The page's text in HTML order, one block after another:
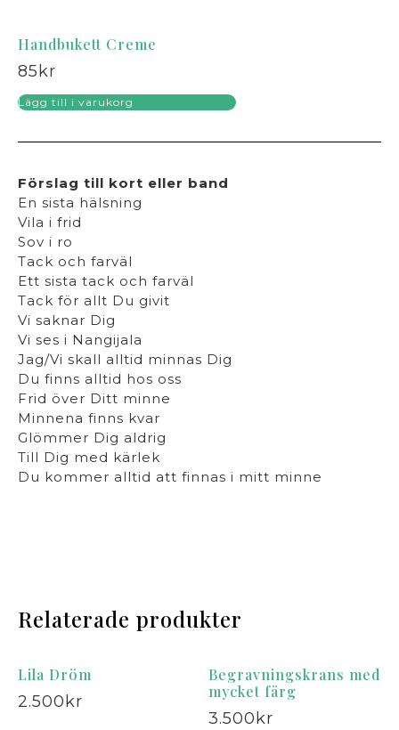
Handbukett Creme
85 kr
Lägg till i varukorg
Förslag till kort eller band
En sista hälsning
Vila i frid
Sov i ro
Tack och farväl
Ett sista tack och farväl
Tack för allt Du givit
Vi saknar Dig
Vi ses i Nangijala
Jag/Vi skall alltid minnas Dig
Du finns alltid hos oss
Frid över Ditt minne
Minnena finns kvar
Glömmer Dig aldrig
Till Dig med kärlek
Du kommer alltid att finnas i mitt minne
Relaterade produkter
Lila Dröm
2.500 kr
Begravningskrans med
mycket färg
3.500 kr